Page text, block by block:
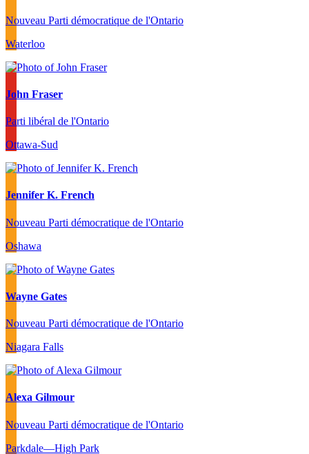
Nouveau Parti démocratique de l'Ontario
Waterloo
John Fraser
Parti libéral de l'Ontario
Ottawa-Sud
Jennifer K. French
Nouveau Parti démocratique de l'Ontario
Oshawa
Wayne Gates
Nouveau Parti démocratique de l'Ontario
Niagara Falls
Alexa Gilmour
Nouveau Parti démocratique de l'Ontario
Parkdale—High Park